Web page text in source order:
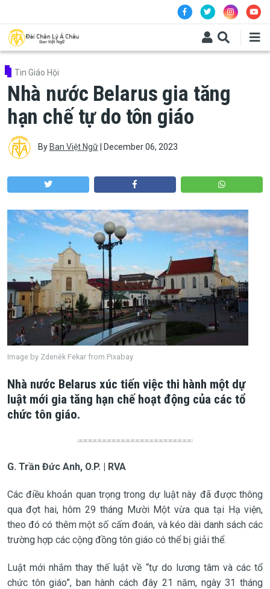
Tin Giáo Hội
Nhà nước Belarus gia tăng
hạn chế tự do tôn giáo
By Ban Việt Ngữ| December 06, 2023
Image by Zdeněk Fekar from Pixabay
Nhà nước Belarus xúc tiến việc thi hành một dự
luật mới gia tăng hạn chế hoạt động của các tổ
chức tôn giáo.
G. Trần Đức Anh, O.P. | RVA
Các điều khoản quan trọng trong dự luật này đã được thông
qua đợt hai, hôm 29 tháng Mười Một vừa qua tại Hạ viện,
theo đó có thêm một số cấm đoán, và kéo dài danh sách các
trường hợp các cộng đồng tôn giáo có thể bị giải thể.
Luật mới nhắm thay thế luật về “tự do lương tâm và các tổ
chức tôn giáo”, ban hành cách đây 21 năm, ngày 31 tháng